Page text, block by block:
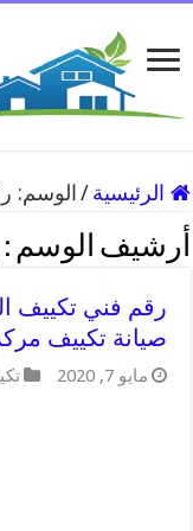
الرئيسية / الوسم:
أرشيف الوسم :
صيانة تكييف
مايو 7, 2020